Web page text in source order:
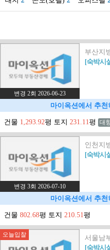
변경 2회 2026-06-23
부산지
[숙박시
마이옥션에서 추
건물 1,293.92평 토지 231.11평 대
변경 3회 2026-07-10
인천지
[숙박시
마이옥션에서 추
건물 802.68평 토지 210.51평
오늘입찰
서울남
[숙박시